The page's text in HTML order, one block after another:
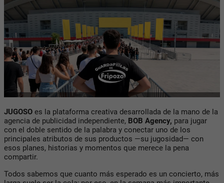
JUGOSO es la plataforma creativa desarrollada de la mano de la
agencia de publicidad independiente, BOB Agency, para jugar
con el doble sentido de la palabra y conectar uno de los
principales atributos de sus productos —su jugosidad— con
esos planes, historias y momentos que merece la pena
compartir.
Todos sabemos que cuanto más esperado es un concierto, más